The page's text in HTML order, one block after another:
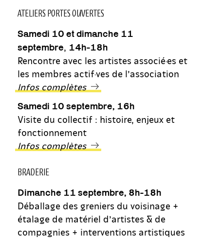
ATELIERS PORTES OUVERTES
Samedi 10 et dimanche 11
septembre 14h-18h
Rencontre avec les artistes associé·es et
les membres actif·ves de l’association
Infos complètes
Samedi 10 septembre, 16h
Visite du collectif : histoire, enjeux et
fonctionnement
Infos complètes
BRADERIE
Dimanche 11 septembre, 8h-18h
Déballage des greniers du voisinage +
étalage de matériel d’artistes & de
compagnies + interventions artistiques